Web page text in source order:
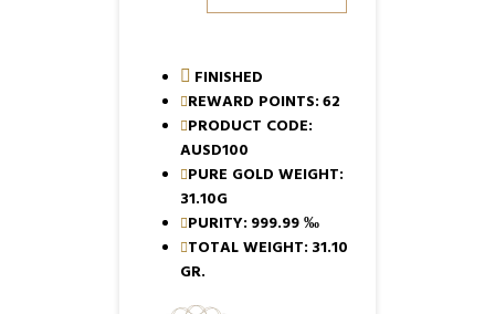
FINISHED
REWARD POINTS: 62
PRODUCT CODE:
AUSD100
PURE GOLD WEIGHT:
31.10G
PURITY: 999.99 ‰
TOTAL WEIGHT: 31.10
GR.